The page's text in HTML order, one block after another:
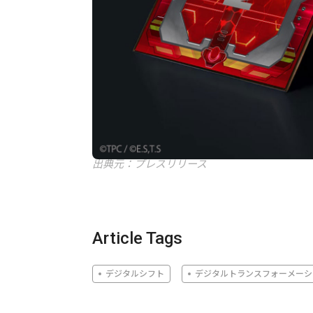
出典元：プレスリリース
Article Tags
デジタルシフト デジタルトランスフォーメー